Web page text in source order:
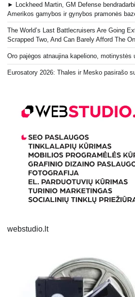
► Lockheed Martin, GM Defense
Amerikos gamybos ir gynybos pramonės
The World’s Last Battlecruisers Are Going
Scrapped Two, And Can Barely Afford The
Oro pajėgos atnaujina kapeliono, motinystės
Eurosatory 2026: Thales ir Mesko pasirašo
webstudio.lt